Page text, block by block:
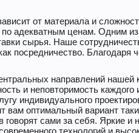
от материала и
адекватным ценам. Одним
сырья. Наше
посредничество. Благодаря
направлений
и неповторимость
индивидуального
вам оптимальный вариант
говорят сами за себя. Яркие
технологий и